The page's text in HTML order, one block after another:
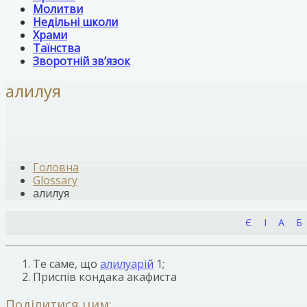
Молитви
Недільні школи
Храми
Таїнства
Зворотній зв’язок
алилуя
Головна
Glossary
алилуя
Є І А Б
Те саме, що алилуарій 1;
Приспів кондака акафиста